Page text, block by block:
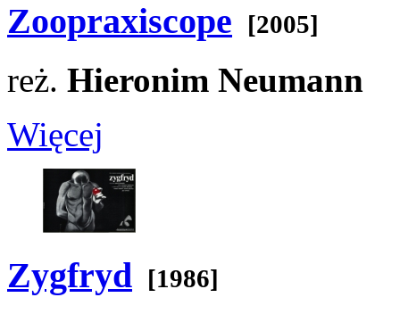
Zoopraxiscope [2005]
reż. Hieronim Neumann
Więcej
Zygfryd [1986]